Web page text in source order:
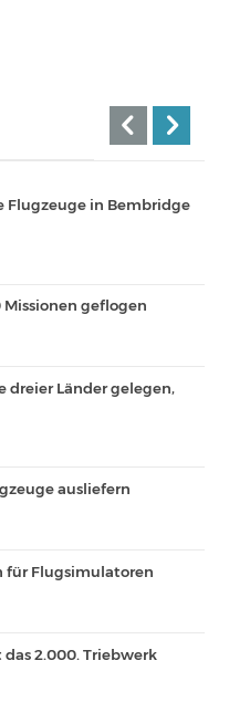
Flugzeuge in Bembridge
Missionen geflogen
dreier Länder gelegen,
ausliefern
für Flugsimulatoren
das 2.000. Triebwerk